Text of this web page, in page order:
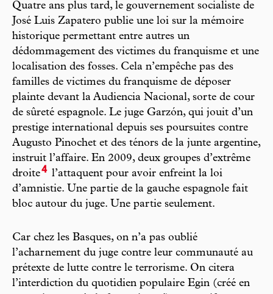
Quatre ans plus tard, le gouvernement socialiste de
José Luis Zapatero publie une loi sur la mémoire
historique permettant entre autres un
dédommagement des victimes du franquisme et une
localisation des fosses. Cela n’empêche pas des
familles de victimes du franquisme de déposer
plainte devant la Audiencia Nacional, sorte de cour
de sûreté espagnole. Le juge Garzón, qui jouit d’un
prestige international depuis ses poursuites contre
Augusto Pinochet et des ténors de la junte argentine,
instruit l’affaire. En 2009, deux groupes d’extrême
droite4 l’attaquent pour avoir enfreint la loi
d’amnistie. Une partie de la gauche espagnole fait
bloc autour du juge. Une partie seulement.
Car chez les Basques, on n’a pas oublié
l’acharnement du juge contre leur communauté au
prétexte de lutte contre le terrorisme. On citera
l’interdiction du quotidien populaire Egin (créé en